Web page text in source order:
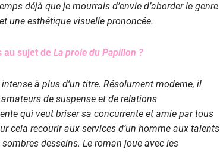
déjà que je mourrais d’envie d’aborder le genre
une esthétique visuelle prononcée.
au sujet de La proie du Papillon ?
intense à plus d’un titre. Résolument moderne, il
de suspense et de relations
qui veut briser sa concurrente et amie par tous
cela recourir aux services d’un homme aux talents
desseins. Le roman joue avec les